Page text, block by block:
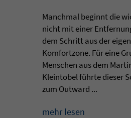
Manchmal beginnt die
nicht mit einer
dem Schritt aus der
Komfortzone. Für eine
Menschen aus dem
Kleintobel führte dieser
zum Outward ...
mehr lesen